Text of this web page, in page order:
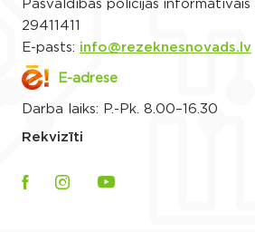
Pašvaldības policijas informatīvais
29411411
E-pasts: info@rezeknesnovads.lv
E-adrese
Darba laiks: P.-Pk. 8.00–16.30
Rekvizīti